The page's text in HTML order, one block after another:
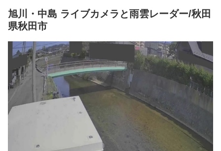
旭川・中島 ライブカメラと雨雲レーダー/秋田
県秋田市